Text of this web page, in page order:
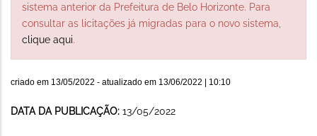
sistema anterior da Prefeitura de Belo Horizonte. Para
consultar as licitações já migradas para o novo sistema,
clique aqui.
criado em 13/05/2022 - atualizado em 13/06/2022 | 10:10
DATA DA PUBLICAÇÃO: 13/05/2022